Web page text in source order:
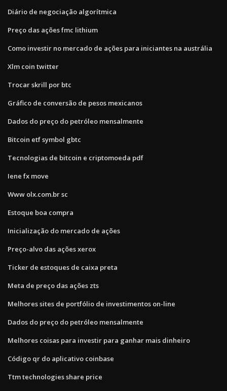
Diário de negociação algorítmica
Preço das ações fmc lithium
Como investir no mercado de ações para iniciantes na austrália
Xlm coin twitter
Trocar skrill por btc
Gráfico de conversão de pesos mexicanos
Dados do preço do petróleo mensalmente
Bitcoin etf symbol gbtc
Tecnologias de bitcoin e criptomoeda pdf
Iene fx move
Www olx.com.br sc
Estoque boa compra
Inicialização do mercado de ações
Preço-alvo das ações xerox
Ticker de estoques de caixa preta
Meta de preço das ações zts
Melhores sites de portfólio de investimentos on-line
Dados do preço do petróleo mensalmente
Melhores coisas para investir para ganhar mais dinheiro
Código qr do aplicativo coinbase
Ttm technologies share price